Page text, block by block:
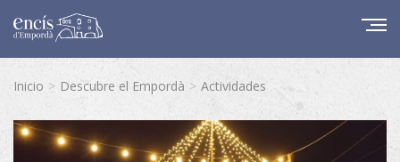
Inicio Descubre el Empordà Actividades